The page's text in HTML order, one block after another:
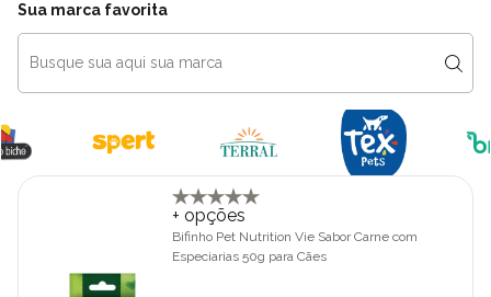
Sua marca favorita
+ opções
Bifinho Pet Nutrition Vie Sabor Carne com
Especiarias 50g para Cães